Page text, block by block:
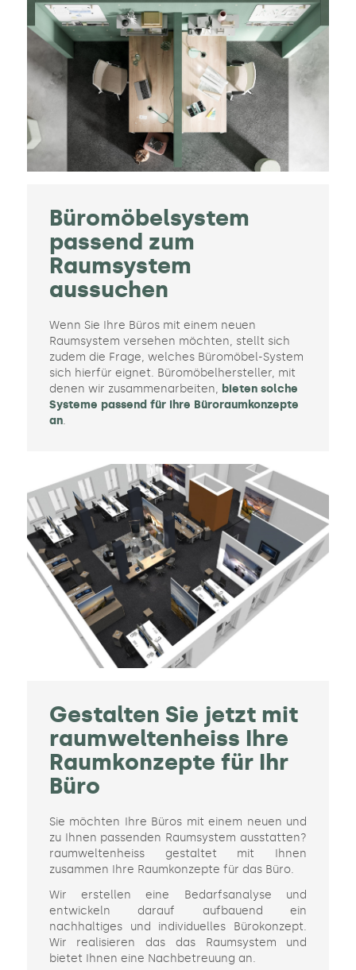
Büromöbelsystem
passend zum
Raumsystem
aussuchen
Wenn Sie Ihre Büros mit einem neuen
Raumsystem versehen möchten, stellt sich
zudem die Frage, welches Büromöbel-System
sich hierfür eignet. Büromöbelhersteller, mit
denen wir zusammenarbeiten, bieten solche
Systeme passend für Ihre Büroraumkonzepte
an.
Gestalten Sie jetzt mit
raumweltenheiss Ihre
Raumkonzepte für Ihr
Büro
Sie möchten Ihre Büros mit einem neuen und
zu Ihnen passenden Raumsystem ausstatten?
raumweltenheiss gestaltet mit Ihnen
zusammen Ihre Raumkonzepte für das Büro.
Wir erstellen eine Bedarfsanalyse und
entwickeln darauf aufbauend ein
nachhaltiges und individuelles Bürokonzept.
Wir realisieren das das Raumsystem und
bietet Ihnen eine Nachbetreuung an.